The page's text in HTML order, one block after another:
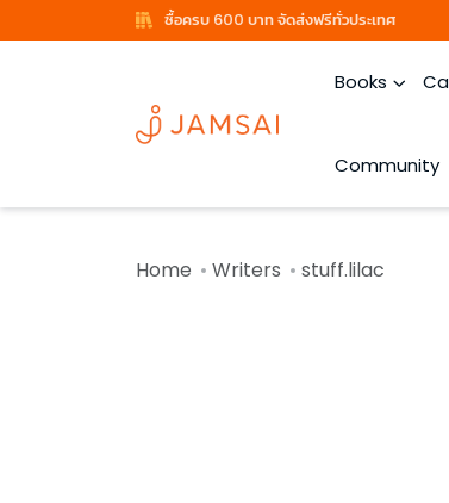
ซื้อครบ 600 บาท จัดส่งฟรีทั่วประเทศ
Books
Community
Home Writers stuff.lilac